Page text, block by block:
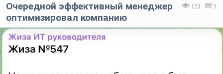
123 1
Очередной эффективный менеджер
оптимизировал компанию